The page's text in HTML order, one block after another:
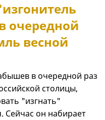
очередной
весной
в очередной раз
столицы,
"изгнать"
Сейчас он набирает